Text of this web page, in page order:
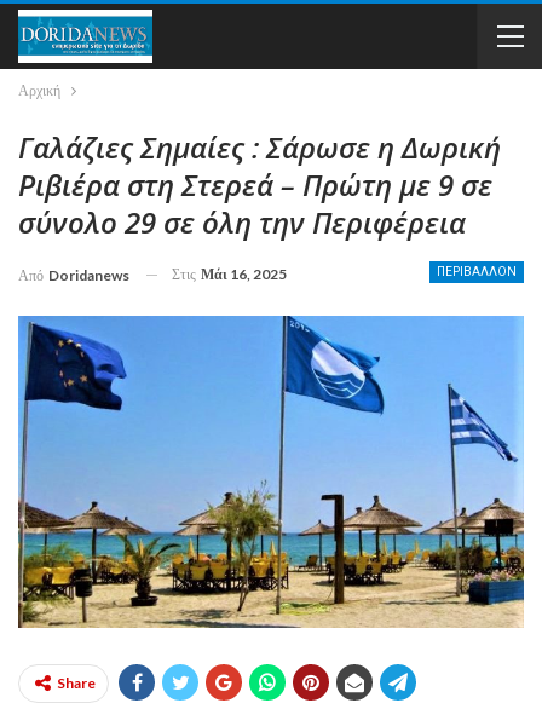
Αρχική
Γαλάζιες Σημαίες : Σάρωσε η Δωρική
Ριβιέρα στη Στερεά – Πρώτη με 9 σε
σύνολο 29 σε όλη την Περιφέρεια
ΠΕΡΙΒΑΛΛΟΝ
Από Doridanews Στις Μάι 16, 2025
Share